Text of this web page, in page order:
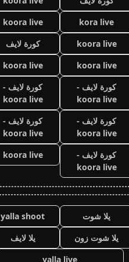
kora live
koora live
koora live
كورة لايف
koora live
koora live
كورة لايف -
koora live
كورة لايف -
koora live
كورة لايف -
koora live
كورة لايف -
koora live
كورة لايف -
koora live
koora live
يلا شوت
yalla shoot
يلا شوت زون
يلا لايف
yalla live